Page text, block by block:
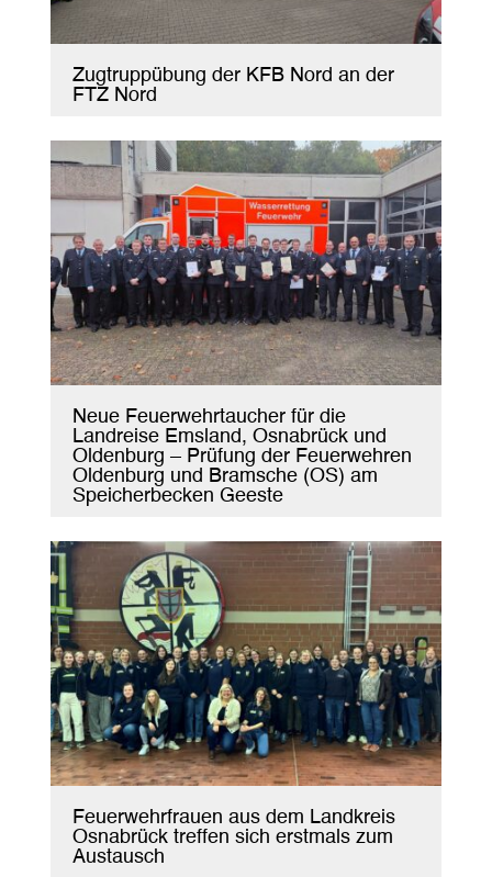
Zugtruppübung der KFB Nord an der
FTZ Nord
Neue Feuerwehrtaucher für die
Landreise Emsland, Osnabrück und
Oldenburg – Prüfung der Feuerwehren
Oldenburg und Bramsche (OS) am
Speicherbecken Geeste
Feuerwehrfrauen aus dem Landkreis
Osnabrück treffen sich erstmals zum
Austausch